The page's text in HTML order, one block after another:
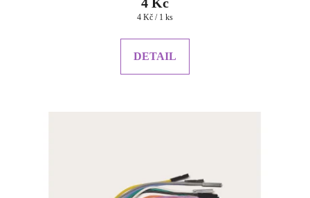
Měrná
4 Kč / 1 ks
DETAIL